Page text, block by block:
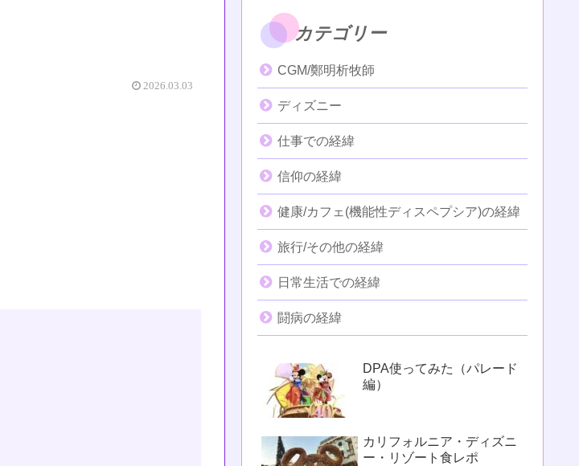
2026.03.03
カテゴリー
CGM/鄭明析牧師
ディズニー
仕事での経緯
信仰の経緯
健康/カフェ(機能性ディスペプシア)の経緯
旅行/その他の経緯
日常生活での経緯
闘病の経緯
DPA使ってみた（パレード
編）
カリフォルニア・ディズニ
ー・リゾート食レポ